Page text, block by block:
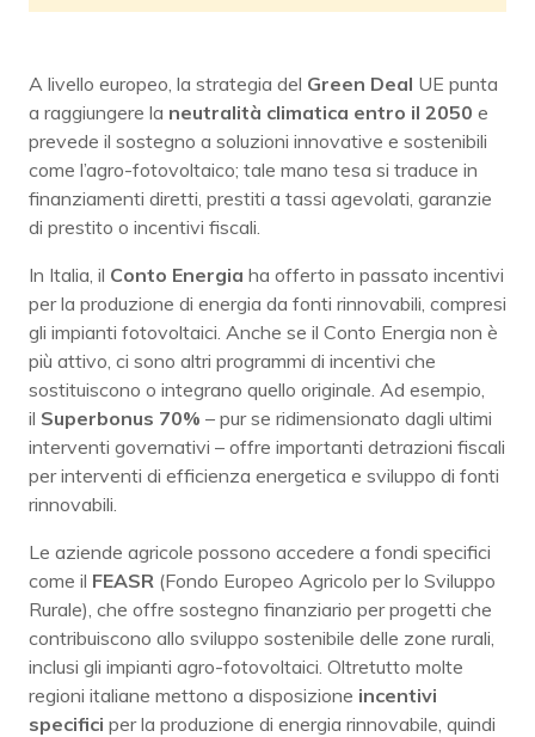
A livello europeo, la strategia del Green Deal UE punta
a raggiungere la neutralità climatica entro il 2050 e
prevede il sostegno a soluzioni innovative e sostenibili
come l’agro-fotovoltaico; tale mano tesa si traduce in
finanziamenti diretti, prestiti a tassi agevolati, garanzie
di prestito o incentivi fiscali.
In Italia, il Conto Energia ha offerto in passato incentivi
per la produzione di energia da fonti rinnovabili, compresi
gli impianti fotovoltaici. Anche se il Conto Energia non è
più attivo, ci sono altri programmi di incentivi che
sostituiscono o integrano quello originale. Ad esempio,
il Superbonus 70% – pur se ridimensionato dagli ultimi
interventi governativi – offre importanti detrazioni fiscali
per interventi di efficienza energetica e sviluppo di fonti
rinnovabili.
Le aziende agricole possono accedere a fondi specifici
come il FEASR (Fondo Europeo Agricolo per lo Sviluppo
Rurale), che offre sostegno finanziario per progetti che
contribuiscono allo sviluppo sostenibile delle zone rurali,
inclusi gli impianti agro-fotovoltaici. Oltretutto molte
regioni italiane mettono a disposizione incentivi
specifici per la produzione di energia rinnovabile, quindi